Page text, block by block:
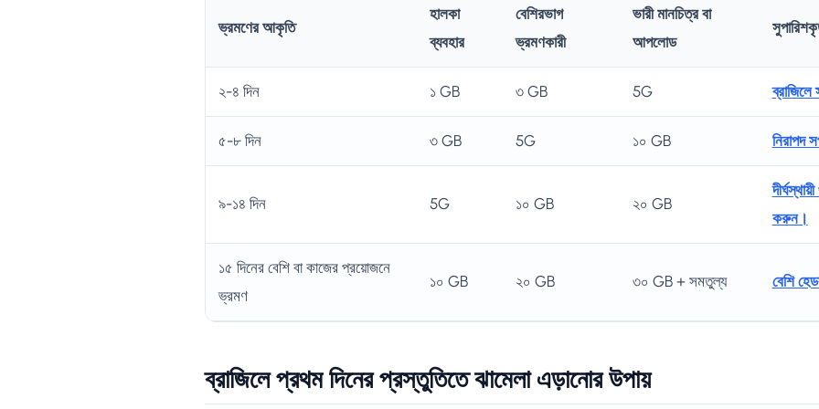
ভ্রমণের আকৃতি
হালকা
ব্যবহার
বেশিরভাগ
ভ্রমণকারী
ভারী মানচিত্র বা
আপলোড
২-৪ দিন ১ GB ৩ GB 5G ব্রাজিলে
৫-৮ দিন ৩ GB 5G ১০ GB নিরাপদ
৯-১৪ দিন 5G ১০ GB ২০ GB
করুন।
১৫ দিনের বেশি বা কাজের প্রয়োজনে
ভ্রমণ
১০ GB ২০ GB ৩০ GB + সমতুল্য বেশি
ব্রাজিলে প্রথম দিনের প্রস্তুতিতে ঝামেলা এড়ানোর উপায়